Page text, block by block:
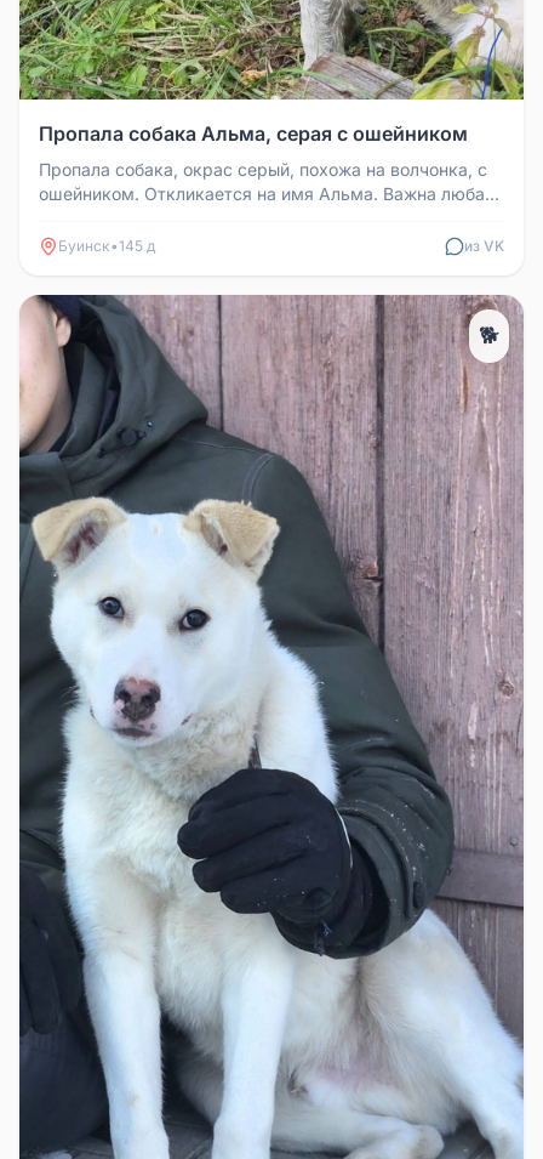
Пропала собака Альма, серая с ошейником
Пропала собака, окрас серый, похожа на волчонка, с
ошейником. Откликается на имя Альма. Важна любая
Буинск•145 д из VK
🐕